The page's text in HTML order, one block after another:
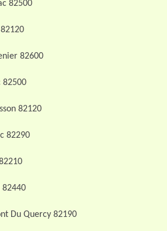
82500
82600
82500
82120
82290
Du Quercy 82190